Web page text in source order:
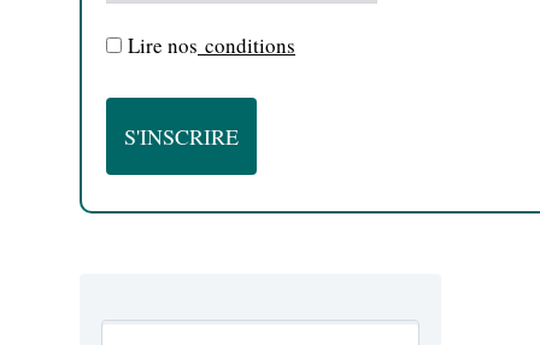
Lire nos conditions